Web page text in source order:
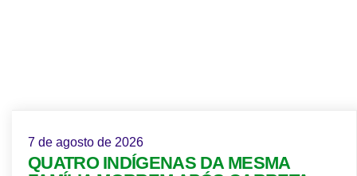
7 de agosto de 2026
QUATRO INDÍGENAS DA MESMA